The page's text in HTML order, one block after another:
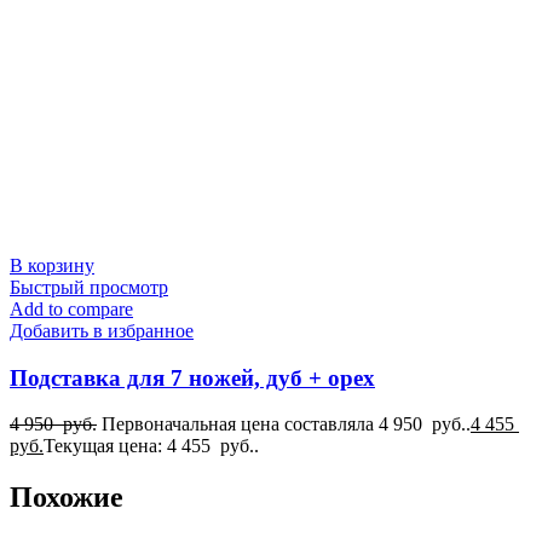
В корзину
Быстрый просмотр
Add to compare
Добавить в избранное
Подставка для 7 ножей, дуб + орех
4 950руб. Первоначальная цена составляла 4 950 руб..4 455
руб.Текущая цена: 4 455 руб..
Похожие